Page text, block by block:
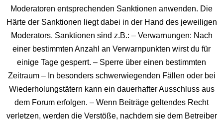
Moderatoren entsprechenden Sanktionen anwenden. Die
Härte der Sanktionen liegt dabei in der Hand des jeweiligen
Moderators. Sanktionen sind z.B.: – Verwarnungen: Nach
einer bestimmten Anzahl an Verwarnpunkten wirst du für
einige Tage gesperrt. – Sperre über einen bestimmten
Zeitraum – In besonders schwerwiegenden Fällen oder bei
Wiederholungstätern kann ein dauerhafter Ausschluss aus
dem Forum erfolgen. – Wenn Beiträge geltendes Recht
verletzen, werden die Verstöße, nachdem sie dem Betreiber